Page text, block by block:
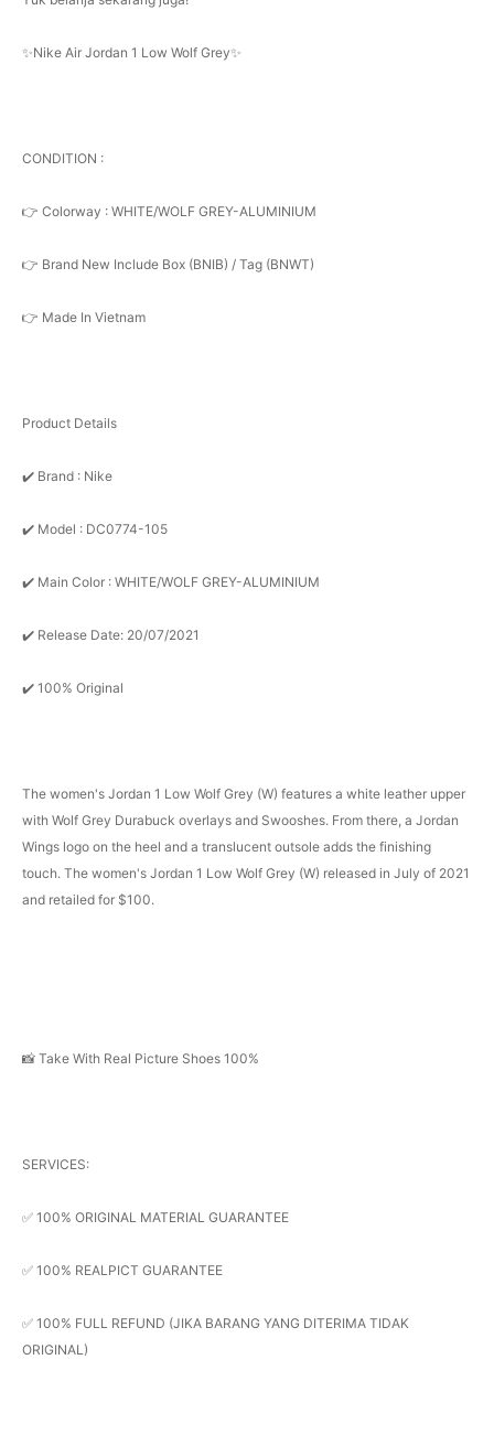
✨Nike Air Jordan 1 Low Wolf Grey✨
CONDITION :
👉 Colorway : WHITE/WOLF GREY-ALUMINIUM
👉 Brand New Include Box (BNIB) / Tag (BNWT)
👉 Made In Vietnam
Product Details
✔️ Brand : Nike
✔️ Model : DC0774-105
✔️ Main Color : WHITE/WOLF GREY-ALUMINIUM
✔️ Release Date: 20/07/2021
✔️ 100% Original
The women's Jordan 1 Low Wolf Grey (W) features a white leather upper
with Wolf Grey Durabuck overlays and Swooshes. From there, a Jordan
Wings logo on the heel and a translucent outsole adds the finishing
touch. The women's Jordan 1 Low Wolf Grey (W) released in July of 2021
and retailed for $100.
📸 Take With Real Picture Shoes 100%
SERVICES:
✅ 100% ORIGINAL MATERIAL GUARANTEE
✅ 100% REALPICT GUARANTEE
✅ 100% FULL REFUND (JIKA BARANG YANG DITERIMA TIDAK
ORIGINAL)